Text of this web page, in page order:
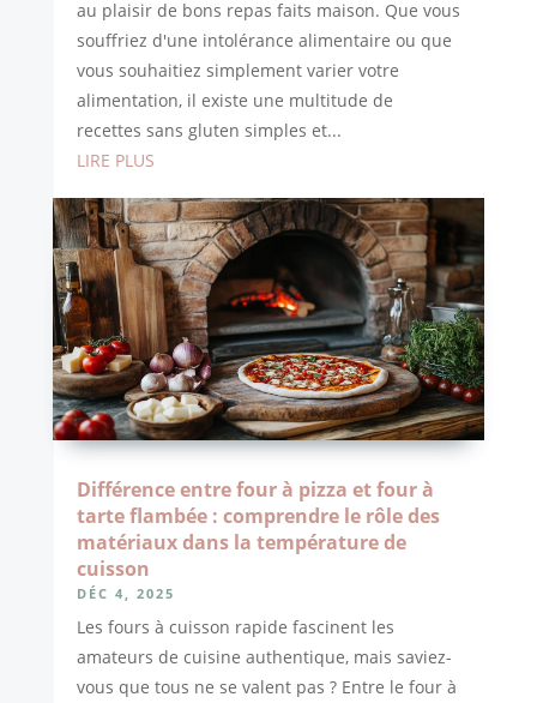
au plaisir de bons repas faits maison. Que vous
souffriez d'une intolérance alimentaire ou que
vous souhaitiez simplement varier votre
alimentation, il existe une multitude de
recettes sans gluten simples et...
LIRE PLUS
Différence entre four à pizza et four à
tarte flambée : comprendre le rôle des
matériaux dans la température de
cuisson
DÉC 4, 2025
Les fours à cuisson rapide fascinent les
amateurs de cuisine authentique, mais saviez-
vous que tous ne se valent pas ? Entre le four à